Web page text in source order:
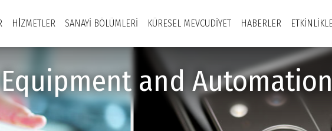
HİZMETLER SANAYI BÖLÜMLERI KÜRESEL MEVCUDIYET HABERLER
and